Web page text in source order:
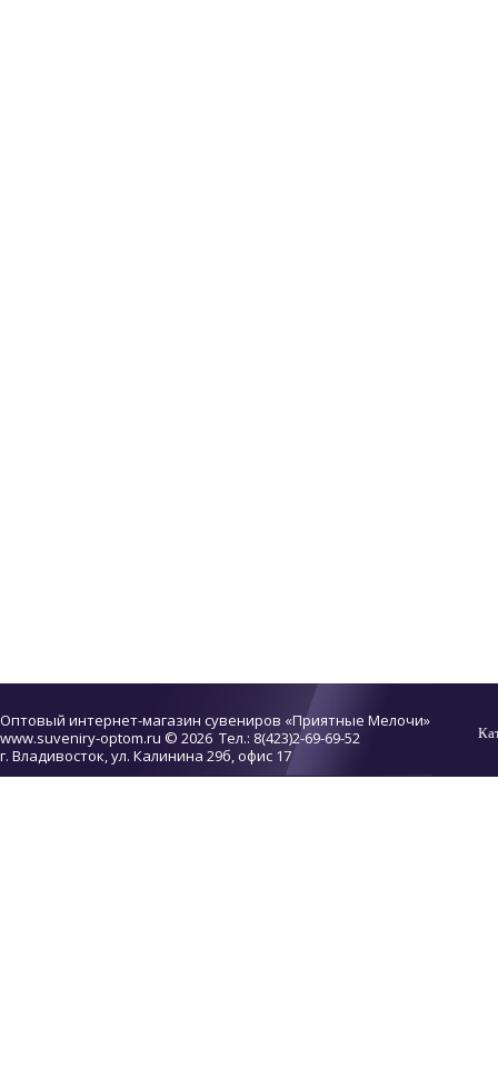
Оптовый интернет-магазин сувениров «Приятные Мелочи»
www.suveniry-optom.ru © 2026 Тел.: 8(423)2-69-69-52
г. Владивосток, ул. Калинина 29б, офис 17